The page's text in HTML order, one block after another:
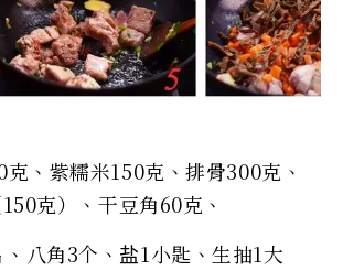
、紫糯米150克、排骨300克、
克）、干豆角60克、
八角3个、盐1小匙、生抽1大